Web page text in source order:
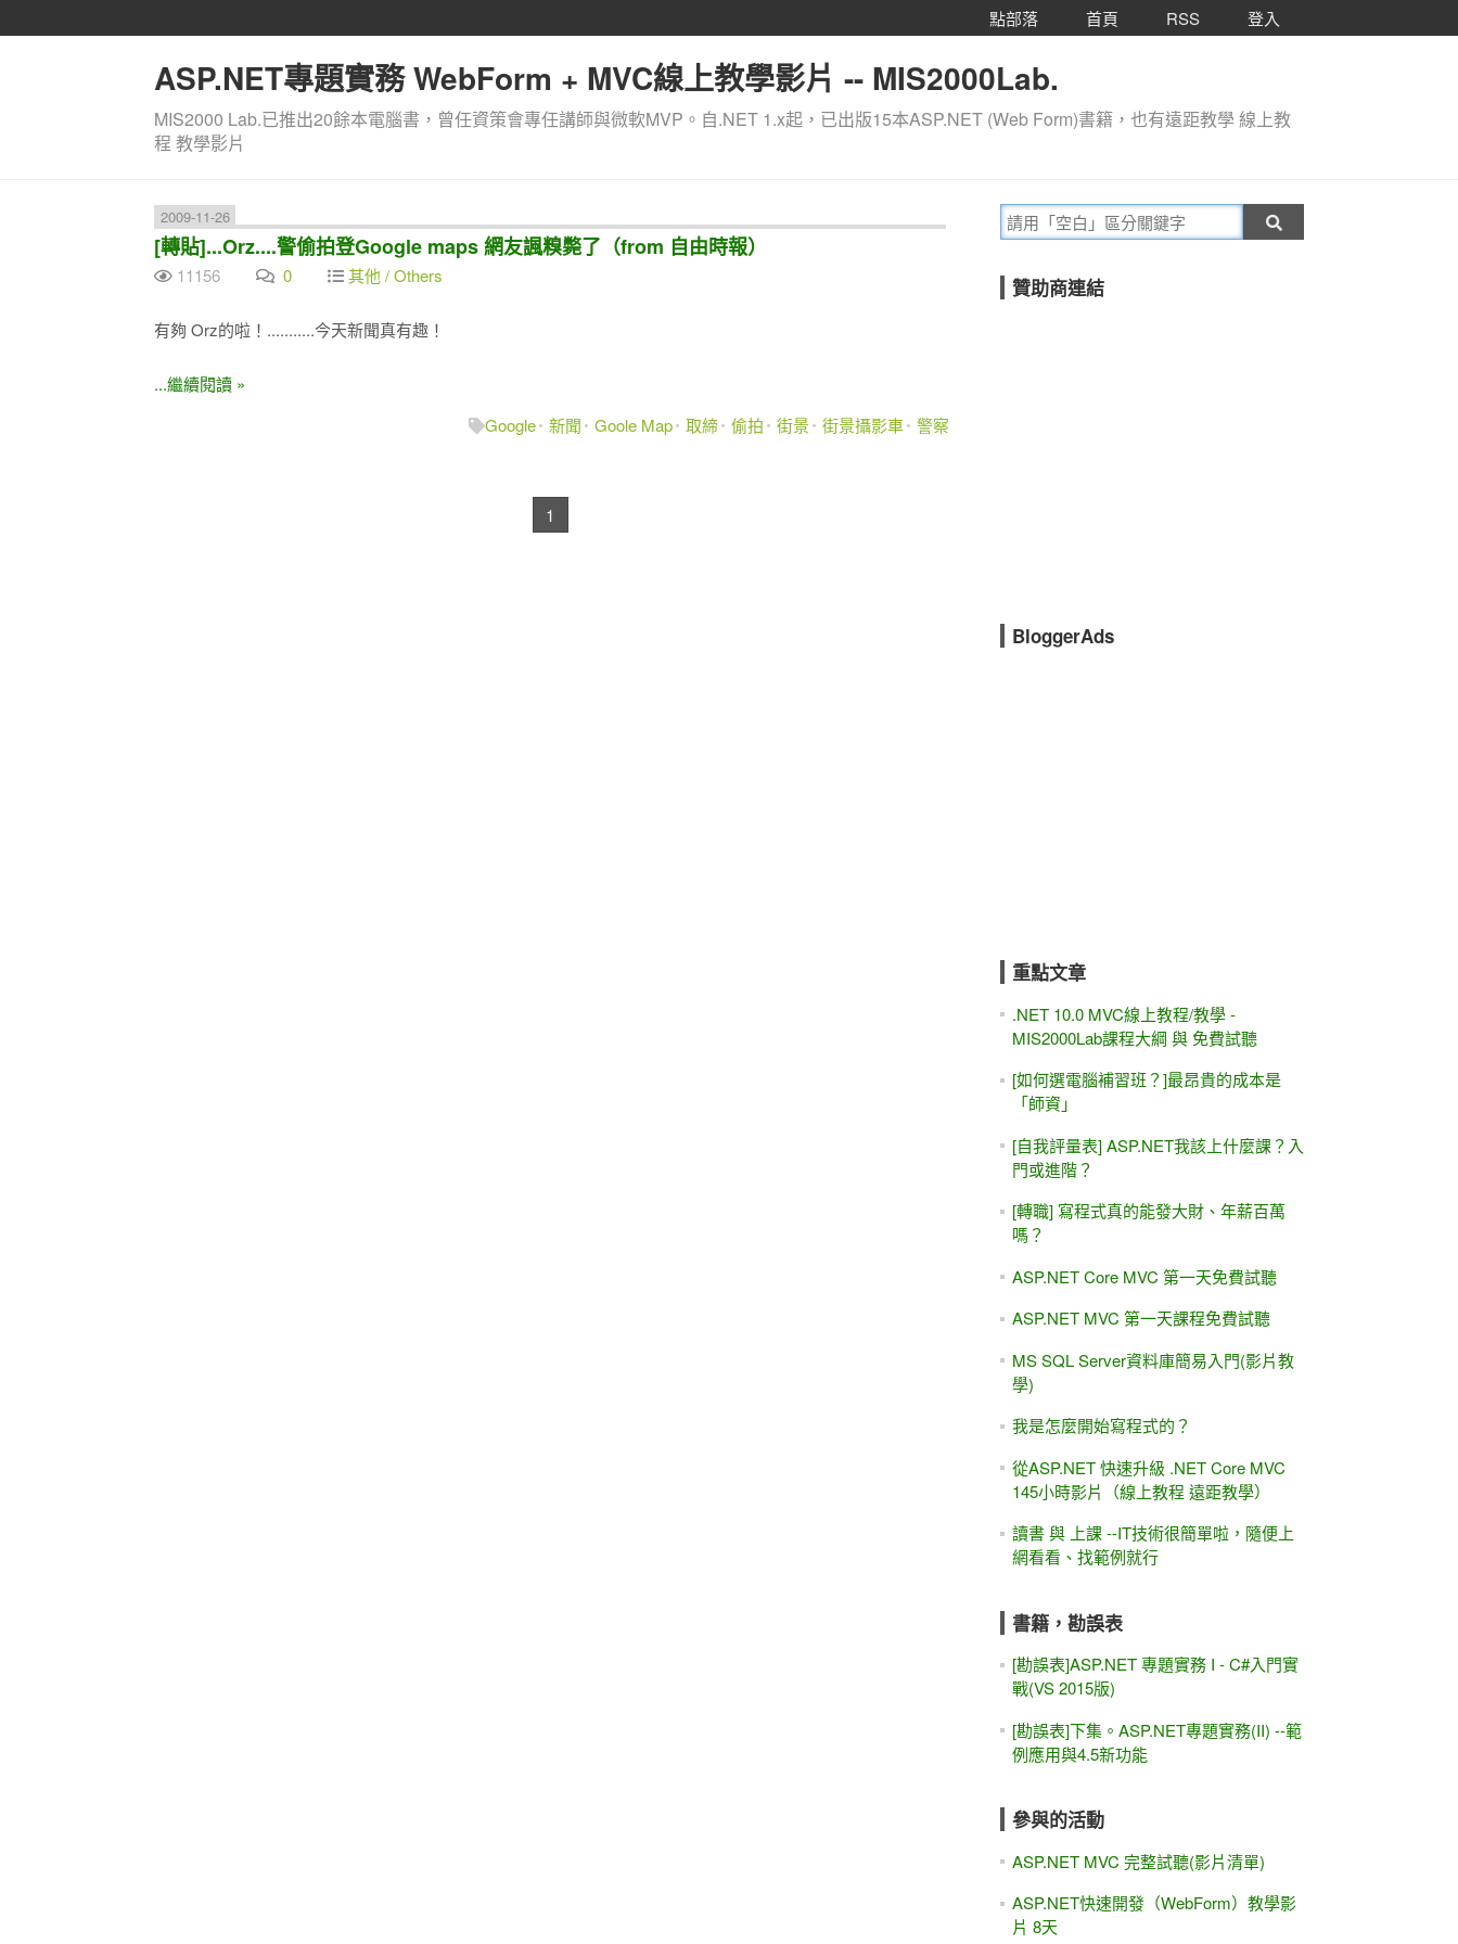
點部落 首頁 RSS 登入
ASP.NET專題實務 WebForm + MVC線上教學影片 -- MIS2000Lab.
MIS2000 Lab.已推出20餘本電腦書，曾任資策會專任講師與微軟MVP。自.NET 1.x起，已出版15本ASP.NET (Web Form)書籍，也有遠距教學 線上教
程 教學影片
2009-11-26
[轉貼]...Orz....警偷拍登Google maps 網友諷糗斃了（from 自由時報）
11156 0 其他 / Others
有夠 Orz的啦！...........今天新聞真有趣！
...繼續閱讀 »
Google 新聞 Goole Map 取締 偷拍 街景 街景攝影車 警察
1
贊助商連結
BloggerAds
重點文章
.NET 10.0 MVC線上教程/教學 -
MIS2000Lab課程大綱 與 免費試聽
[如何選電腦補習班？]最昂貴的成本是
「師資」
[自我評量表] ASP.NET我該上什麼課？入
門或進階？
[轉職] 寫程式真的能發大財、年薪百萬
嗎？
ASP.NET Core MVC 第一天免費試聽
ASP.NET MVC 第一天課程免費試聽
MS SQL Server資料庫簡易入門(影片教
學)
我是怎麼開始寫程式的？
從ASP.NET 快速升級 .NET Core MVC
145小時影片（線上教程 遠距教學）
讀書 與 上課 --IT技術很簡單啦，隨便上
網看看、找範例就行
書籍，勘誤表
[勘誤表]ASP.NET 專題實務 I - C#入門實
戰(VS 2015版)
[勘誤表]下集。ASP.NET專題實務(II) --範
例應用與4.5新功能
參與的活動
ASP.NET MVC 完整試聽(影片清單)
ASP.NET快速開發（WebForm）教學影
片 8天